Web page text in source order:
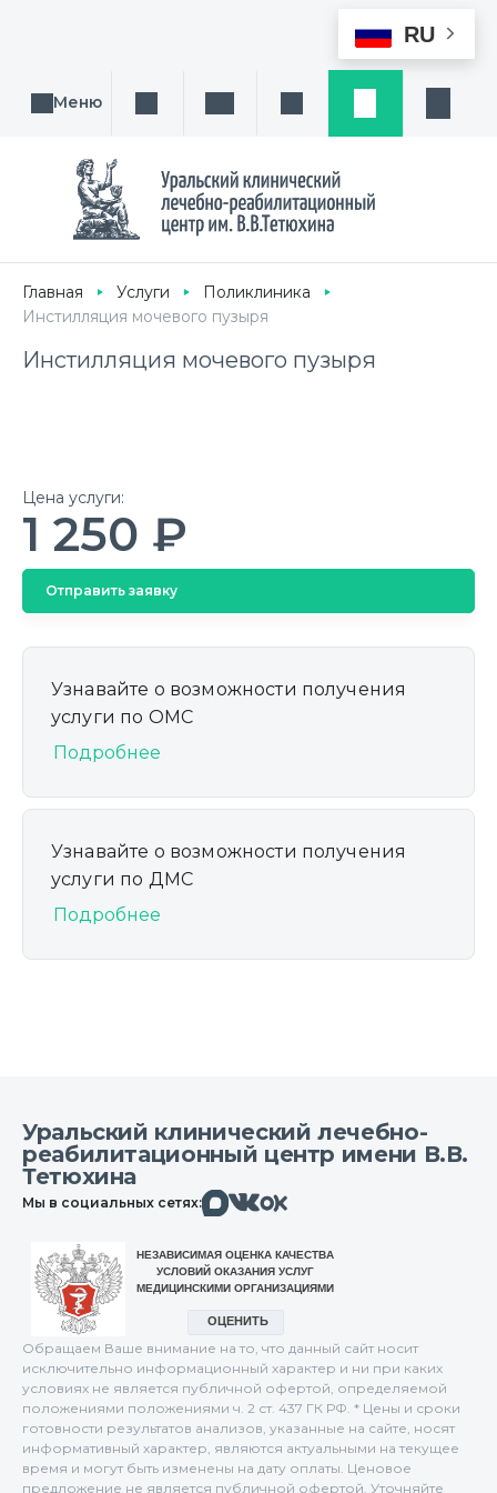
RU
Меню Поиск услуги, направления или врача
Написать намЗаказ звонка
Главная Услуги
Поликлиника
Инстилляция мочевого пузыря
Инстилляция мочевого пузыря
Цена услуги:
1 250 ₽
Отправить заявку
Узнавайте о возможности получения
услуги по ОМС
Подробнее
Узнавайте о возможности получения
услуги по ДМС
Подробнее
Уральский клинический лечебно-
реабилитационный центр имени В.В.
Тетюхина
Мы в социальных сетях:МаксВконтактеОдноклассники
Обращаем Ваше внимание на то, что данный сайт носит
исключительно информационный характер и ни при каких
условиях не является публичной офертой, определяемой
положениями положениями ч. 2 ст. 437 ГК РФ. * Цены и сроки
готовности результатов анализов, указанные на сайте, носят
информативный характер, являются актуальными на текущее
время и могут быть изменены на дату оплаты. Ценовое
предложение не является публичной офертой. Уточняйте